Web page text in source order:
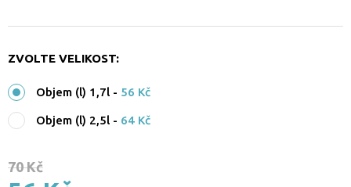
ZVOLTE VELIKOST:
Objem (l) 1,7l - 56 Kč
Objem (l) 2,5l - 64 Kč
70 Kč